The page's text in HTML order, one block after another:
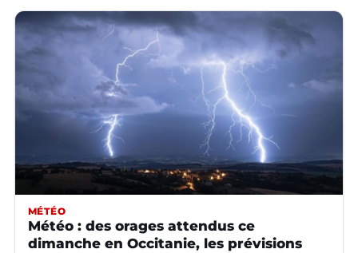
MÉTÉO
Météo : des orages attendus ce
dimanche en Occitanie, les prévisions